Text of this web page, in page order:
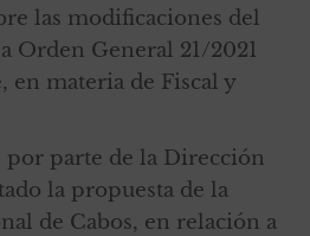
las modificaciones del
Orden General 21/2021
en materia de Fiscal y
parte de la Dirección
la propuesta de la
de Cabos, en relación a